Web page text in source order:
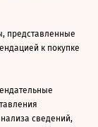
представленные
к покупке
сведений,